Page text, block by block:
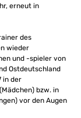
erneut in
des
wieder
und -spieler von
Ostdeutschland
in der
bzw. in
vor den Augen